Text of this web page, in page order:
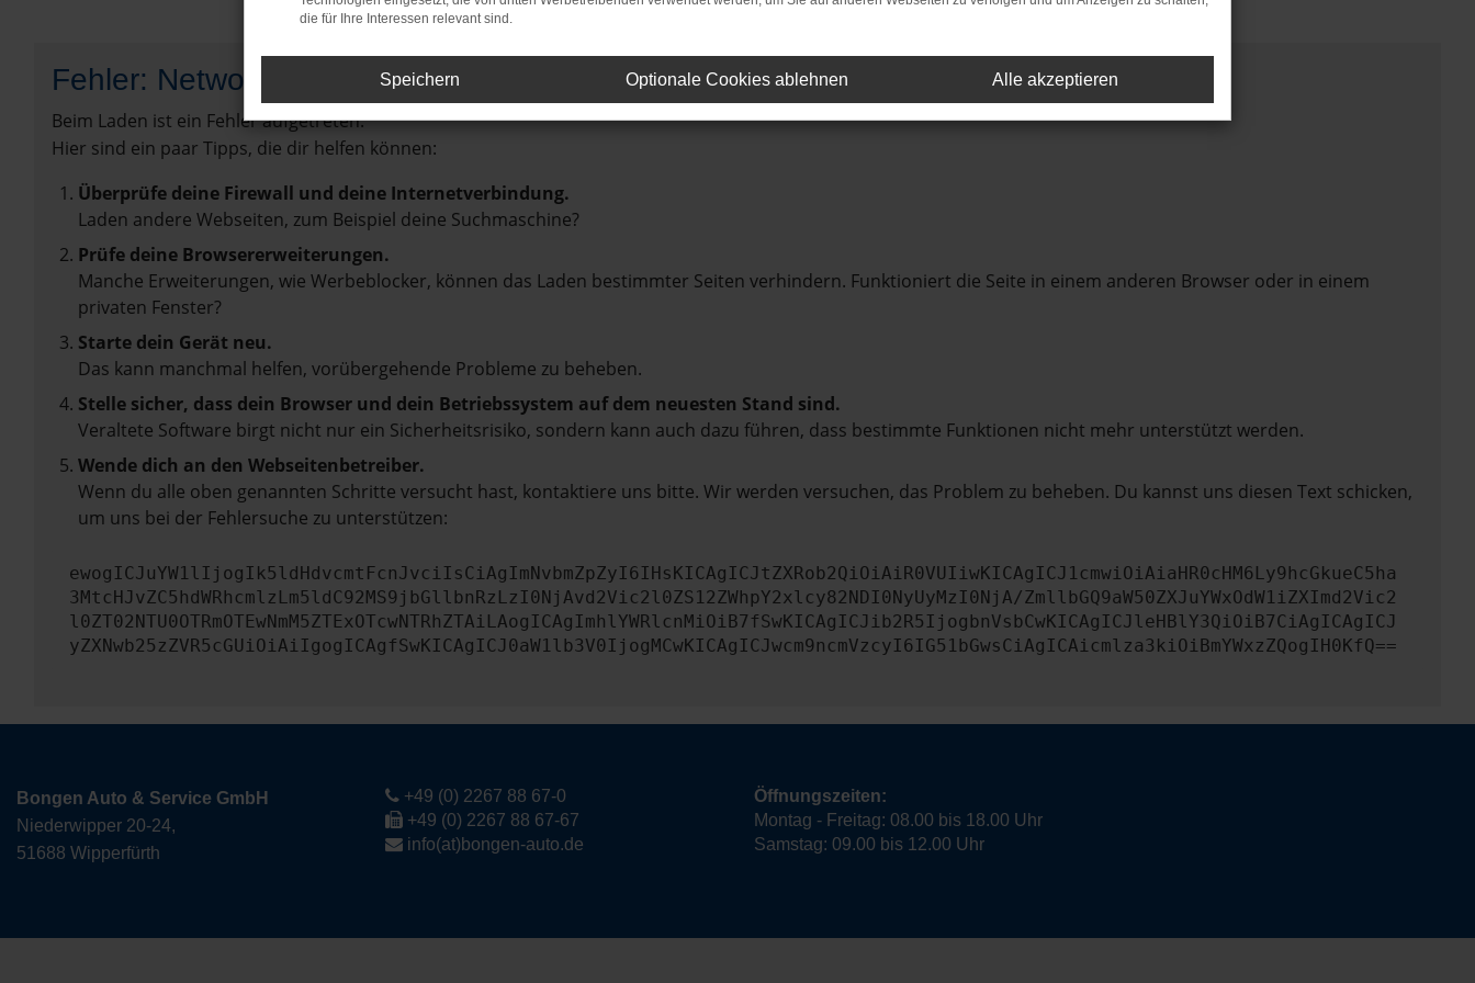
Fehler: Network Error
Beim Laden ist ein Fehler aufgetreten.
Hier sind ein paar Tipps, die dir helfen können:
Überprüfe deine Firewall und deine Internetverbindung.
Laden andere Webseiten, zum Beispiel deine Suchmaschine?
Prüfe deine Browsererweiterungen.
Manche Erweiterungen, wie Werbeblocker, können das Laden bestimmter Seiten verhindern. Funktioniert die Seite in einem anderen Browser oder in einem
privaten Fenster?
Starte dein Gerät neu.
Das kann manchmal helfen, vorübergehende Probleme zu beheben.
Stelle sicher, dass dein Browser und dein Betriebssystem auf dem neuesten Stand sind.
Veraltete Software birgt nicht nur ein Sicherheitsrisiko, sondern kann auch dazu führen, dass bestimmte Funktionen nicht mehr unterstützt werden.
Wende dich an den Webseitenbetreiber.
Wenn du alle oben genannten Schritte versucht hast, kontaktiere uns bitte. Wir werden versuchen, das Problem zu beheben. Du kannst uns diesen Text schicken,
um uns bei der Fehlersuche zu unterstützen:
ewogICJuYW1lIjogIk5ldHdvcmtFcnJvciIsCiAgImNvbmZpZyI6IHsKICAgICJtZXRob2QiOiAiR0VUIiwKICAgICJ1cmwiOiAiaHR0cHM6Ly9hcGkueC5ha
3MtcHJvZC5hdWRhcmlzLm5ldC92MS9jbGllbnRzLzI0NjAvd2Vic2l0ZS12ZWhpY2xlcy82NDI0NyUyMzI0NjA/ZmllbGQ9aW50ZXJuYWxOdW1iZXImd2Vic2
l0ZT02NTU0OTRmOTEwNmM5ZTExOTcwNTRhZTAiLAogICAgImhlYWRlcnMiOiB7fSwKICAgICJib2R5IjogbnVsbCwKICAgICJleHBlY3QiOiB7CiAgICAgICJ
yZXNwb25zZVR5cGUiOiAiIgogICAgfSwKICAgICJ0aW1lb3V0IjogMCwKICAgICJwcm9ncmVzcyI6IG51bGwsCiAgICAicmlza3kiOiBmYWxzZQogIH0KfQ==
Bongen Auto & Service GmbH
Niederwipper 20-24,
51688 Wipperfürth
+49 (0) 2267 88 67-0
+49 (0) 2267 88 67-67
info(at)bongen-auto.de
Öffnungszeiten:
Montag - Freitag: 08.00 bis 18.00 Uhr
Samstag: 09.00 bis 12.00 Uhr
die für Ihre Interessen relevant sind.
Speichern Optionale Cookies ablehnen Alle akzeptieren